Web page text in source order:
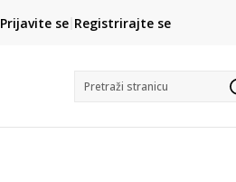
CLICK& COLLECT
besplatno preuzimanje u trgovini
Prijavite se Registrirajte se
Pretraži stranicu